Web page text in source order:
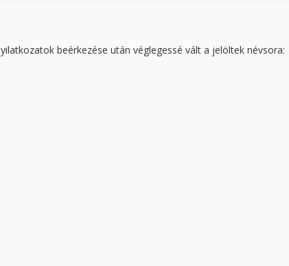
beérkezése után véglegessé vált a jelöltek névsora: